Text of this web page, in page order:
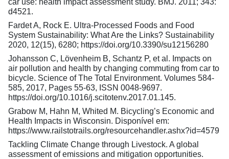
car use: health impact assessment study. BMJ. 2011; 343:
d4521.
Fardet A, Rock E. Ultra-Processed Foods and Food
System Sustainability: What Are the Links? Sustainability
2020, 12(15), 6280; https://doi.org/10.3390/su12156280
Johansson C, Lövenheim B, Schantz P, et al. Impacts on
air pollution and health by changing commuting from car to
bicycle. Science of The Total Environment. Volumes 584-
585, 2017, Pages 55-63, ISSN 0048-9697.
https://doi.org/10.1016/j.scitotenv.2017.01.145.
Grabow M, Hahn M, Whited M. Bicycling’s Economic and
Health Impacts in Wisconsin. Disponível em:
https://www.railstotrails.org/resourcehandler.ashx?id=4579
Tackling Climate Change through Livestock. A global
assessment of emissions and mitigation opportunities.